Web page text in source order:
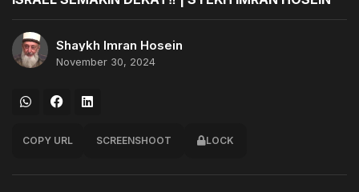
Shaykh Imran Hosein
November 30, 2024
COPY URL SCREENSHOOT LOCK